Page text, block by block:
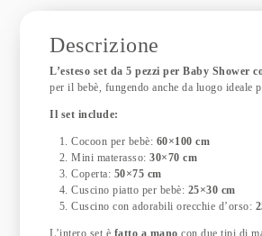
Descrizione
L’esteso set da 5 pezzi per Baby Shower
per il bebè, fungendo anche da luogo ideale
Il set include:
Cocoon per bebè: 60×100 cm
Mini materasso:30×70 cm
Coperta: 50×75 cm
Cuscino piatto per bebè: 25×30 cm
Cuscino con adorabili orecchie d’orso:
L’intero set è fatto a mano con due tipi di